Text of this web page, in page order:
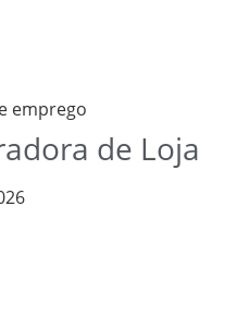
emprego
de Loja